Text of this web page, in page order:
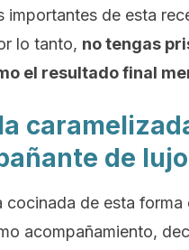
importantes de esta
lo tanto, no tengas
el resultado final
de lujo
cocinada de esta forma
acompañamiento,